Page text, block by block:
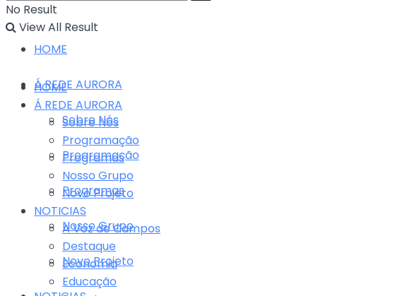
No Result
View All Result
HOME
Á REDE AURORA
Sobre Nós
Programação
Programas
Nosso Grupo
Novo Projeto
HOME
Á REDE AURORA
Sobre Nós
Programação
Programas
Nosso Grupo
Novo Projeto
NOTICIAS
A Voz de Campos
Destaque
Economia
Educação